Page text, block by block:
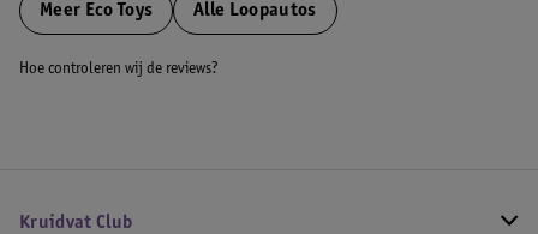
Meer Eco Toys Alle Loopautos
Hoe controleren wij de reviews?
Kruidvat Club